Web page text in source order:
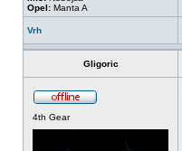
Opel: Manta A
Vrh
Gligoric
4th Gear